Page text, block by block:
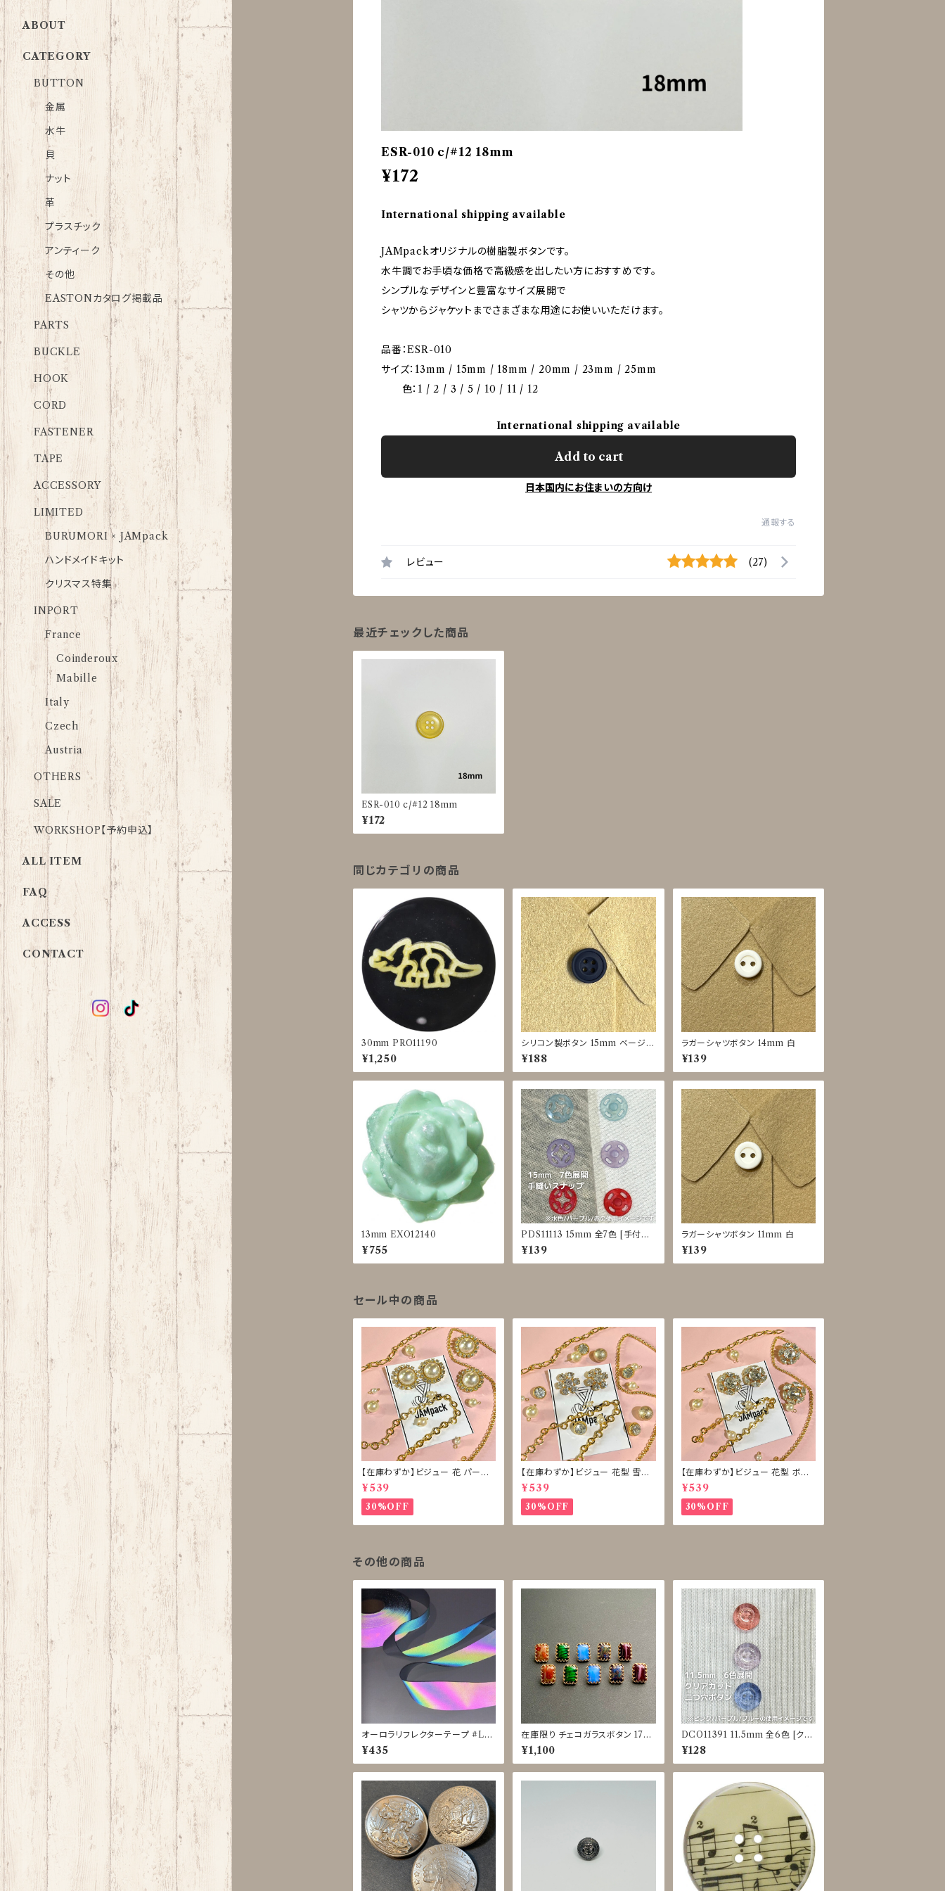
ESR-010 c/#12 18mm
¥172
International shipping available
JAMpackオリジナルの樹脂製ボタンです。
水牛調でお手頃な価格で高級感を出したい方におすすめです。
シンプルなデザインと豊富なサイズ展開で
シャツからジャケットまでさまざまな用途にお使いいただけます。
品番：ESR-010
サイズ：13mm / 15mm / 18mm / 20mm / 23mm / 25mm
色：1 / 2 / 3 / 5 / 10 / 11 / 12
International shipping available
Add to cart
日本国内にお住まいの方向け
通報する
レビュー (27)
最近チェックした商品
ESR-010 c/#12 18mm
¥172
同じカテゴリの商品
30mm PRO11190
¥1,250
シリコン製ボタン 15mm ベージ
ュ/カーキ/ネイビー/ブラック JIR-
0049
¥188
ラガーシャツボタン 14mm 白
¥139
13mm EXO12140
¥755
PDS11113 15mm 全7色 [手付け
プラスナップ] [カラフル] [ベビー
服]
¥139
ラガーシャツボタン 11mm 白
¥139
セール中の商品
【在庫わずか】ビジュー 花 パール
ボタン 再販なし
¥539
30%OFF
【在庫わずか】ビジュー 花型 雪型
ボタン 再販なし
¥539
30%OFF
【在庫わずか】ビジュー 花型 ボタ
ン 再販なし
¥539
30%OFF
その他の商品
オーロラリフレクターテープ #LIG
HTFORCE 黒 25mm◇1ｍ単位
で切り売り
¥435
在庫限り チェコガラスボタン 17m
m HPO11134〜11139
¥1,100
DCO11391 11.5mm 全6色 [クリ
アカラー] [縁あり] [二つ穴ボタン]
¥128
ABOUT
CATEGORY
BUTTON
金属
水牛
貝
ナット
革
プラスチック
アンティーク
その他
EASTONカタログ掲載品
PARTS
BUCKLE
HOOK
CORD
FASTENER
TAPE
ACCESSORY
LIMITED
BURUMORI × JAMpack
ハンドメイドキット
クリスマス特集
INPORT
France
Coinderoux
Mabille
Italy
Czech
Austria
OTHERS
SALE
WORKSHOP【予約申込】
ALL ITEM
FAQ
ACCESS
CONTACT